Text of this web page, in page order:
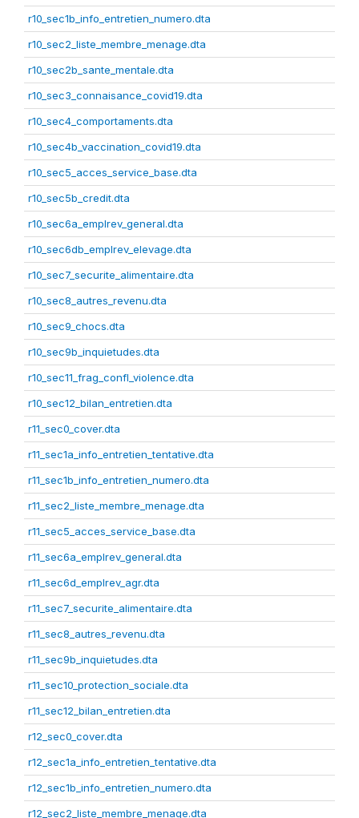
r10_sec1b_info_entretien_numero.dta
r10_sec2_liste_membre_menage.dta
r10_sec2b_sante_mentale.dta
r10_sec3_connaisance_covid19.dta
r10_sec4_comportaments.dta
r10_sec4b_vaccination_covid19.dta
r10_sec5_acces_service_base.dta
r10_sec5b_credit.dta
r10_sec6a_emplrev_general.dta
r10_sec6db_emplrev_elevage.dta
r10_sec7_securite_alimentaire.dta
r10_sec8_autres_revenu.dta
r10_sec9_chocs.dta
r10_sec9b_inquietudes.dta
r10_sec11_frag_confl_violence.dta
r10_sec12_bilan_entretien.dta
r11_sec0_cover.dta
r11_sec1a_info_entretien_tentative.dta
r11_sec1b_info_entretien_numero.dta
r11_sec2_liste_membre_menage.dta
r11_sec5_acces_service_base.dta
r11_sec6a_emplrev_general.dta
r11_sec6d_emplrev_agr.dta
r11_sec7_securite_alimentaire.dta
r11_sec8_autres_revenu.dta
r11_sec9b_inquietudes.dta
r11_sec10_protection_sociale.dta
r11_sec12_bilan_entretien.dta
r12_sec0_cover.dta
r12_sec1a_info_entretien_tentative.dta
r12_sec1b_info_entretien_numero.dta
r12_sec2_liste_membre_menage.dta